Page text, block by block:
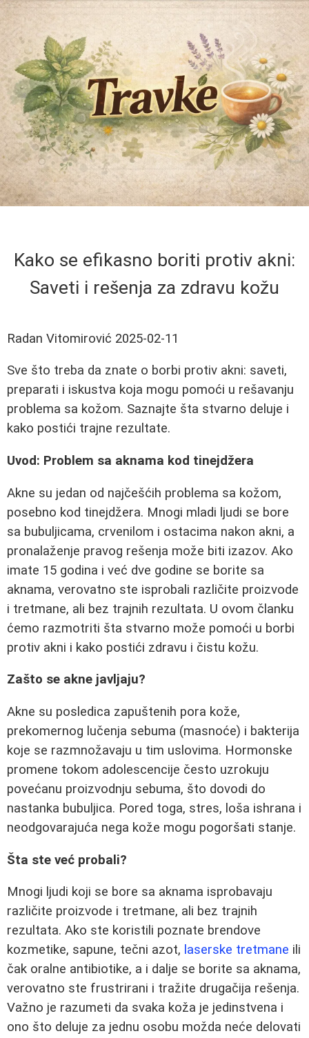
Kako se efikasno boriti protiv akni:
Saveti i rešenja za zdravu kožu
Radan Vitomirović 2025-02-11
Sve što treba da znate o borbi protiv akni: saveti,
preparati i iskustva koja mogu pomoći u rešavanju
problema sa kožom. Saznajte šta stvarno deluje i
kako postići trajne rezultate.
Uvod: Problem sa aknama kod tinejdžera
Akne su jedan od najčešćih problema sa kožom,
posebno kod tinejdžera. Mnogi mladi ljudi se bore
sa bubuljicama, crvenilom i ostacima nakon akni, a
pronalaženje pravog rešenja može biti izazov. Ako
imate 15 godina i već dve godine se borite sa
aknama, verovatno ste isprobali različite proizvode
i tretmane, ali bez trajnih rezultata. U ovom članku
ćemo razmotriti šta stvarno može pomoći u borbi
protiv akni i kako postići zdravu i čistu kožu.
Zašto se akne javljaju?
Akne su posledica zapuštenih pora kože,
prekomernog lučenja sebuma (masnoće) i bakterija
koje se razmnožavaju u tim uslovima. Hormonske
promene tokom adolescencije često uzrokuju
povećanu proizvodnju sebuma, što dovodi do
nastanka bubuljica. Pored toga, stres, loša ishrana i
neodgovarajuća nega kože mogu pogoršati stanje.
Šta ste već probali?
Mnogi ljudi koji se bore sa aknama isprobavaju
različite proizvode i tretmane, ali bez trajnih
rezultata. Ako ste koristili poznate brendove
kozmetike, sapune, tečni azot, laserske tretmane ili
čak oralne antibiotike, a i dalje se borite sa aknama,
verovatno ste frustrirani i tražite drugačija rešenja.
Važno je razumeti da svaka koža je jedinstvena i
ono što deluje za jednu osobu možda neće delovati